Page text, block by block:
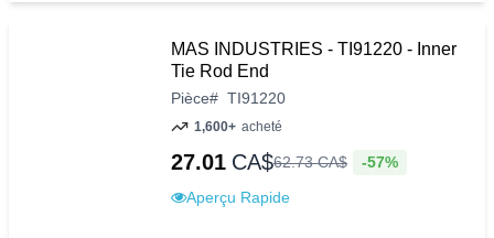
MAS INDUSTRIES - TI91220 - Inner
Tie Rod End
Pièce# TI91220
1,600+ acheté
27.01 CA$62.73CA$ -57%
Aperçu Rapide